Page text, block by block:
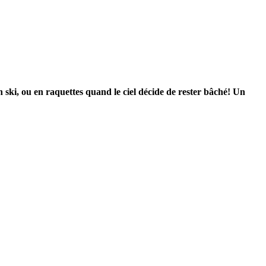
ou en raquettes quand le ciel décide de rester bâché! Un